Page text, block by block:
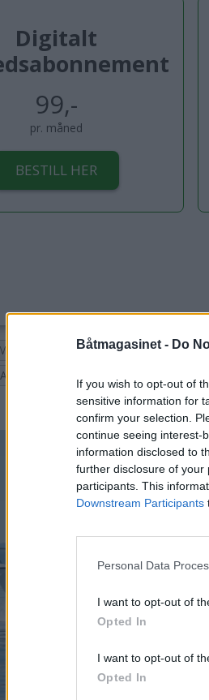
Båtmagasinet - Do
If you wish to opt-out of
sensitive information for
confirm your selection.
continue seeing interest-
information disclosed to
further disclosure of your
participants. This
Downstream Participants
Personal Data
I want to opt-out of
Opted In
I want to opt-out of
Opted In
Digitalt
99,-
pr. måned
BESTILL HER
ALUMINIUMSBÅT BM